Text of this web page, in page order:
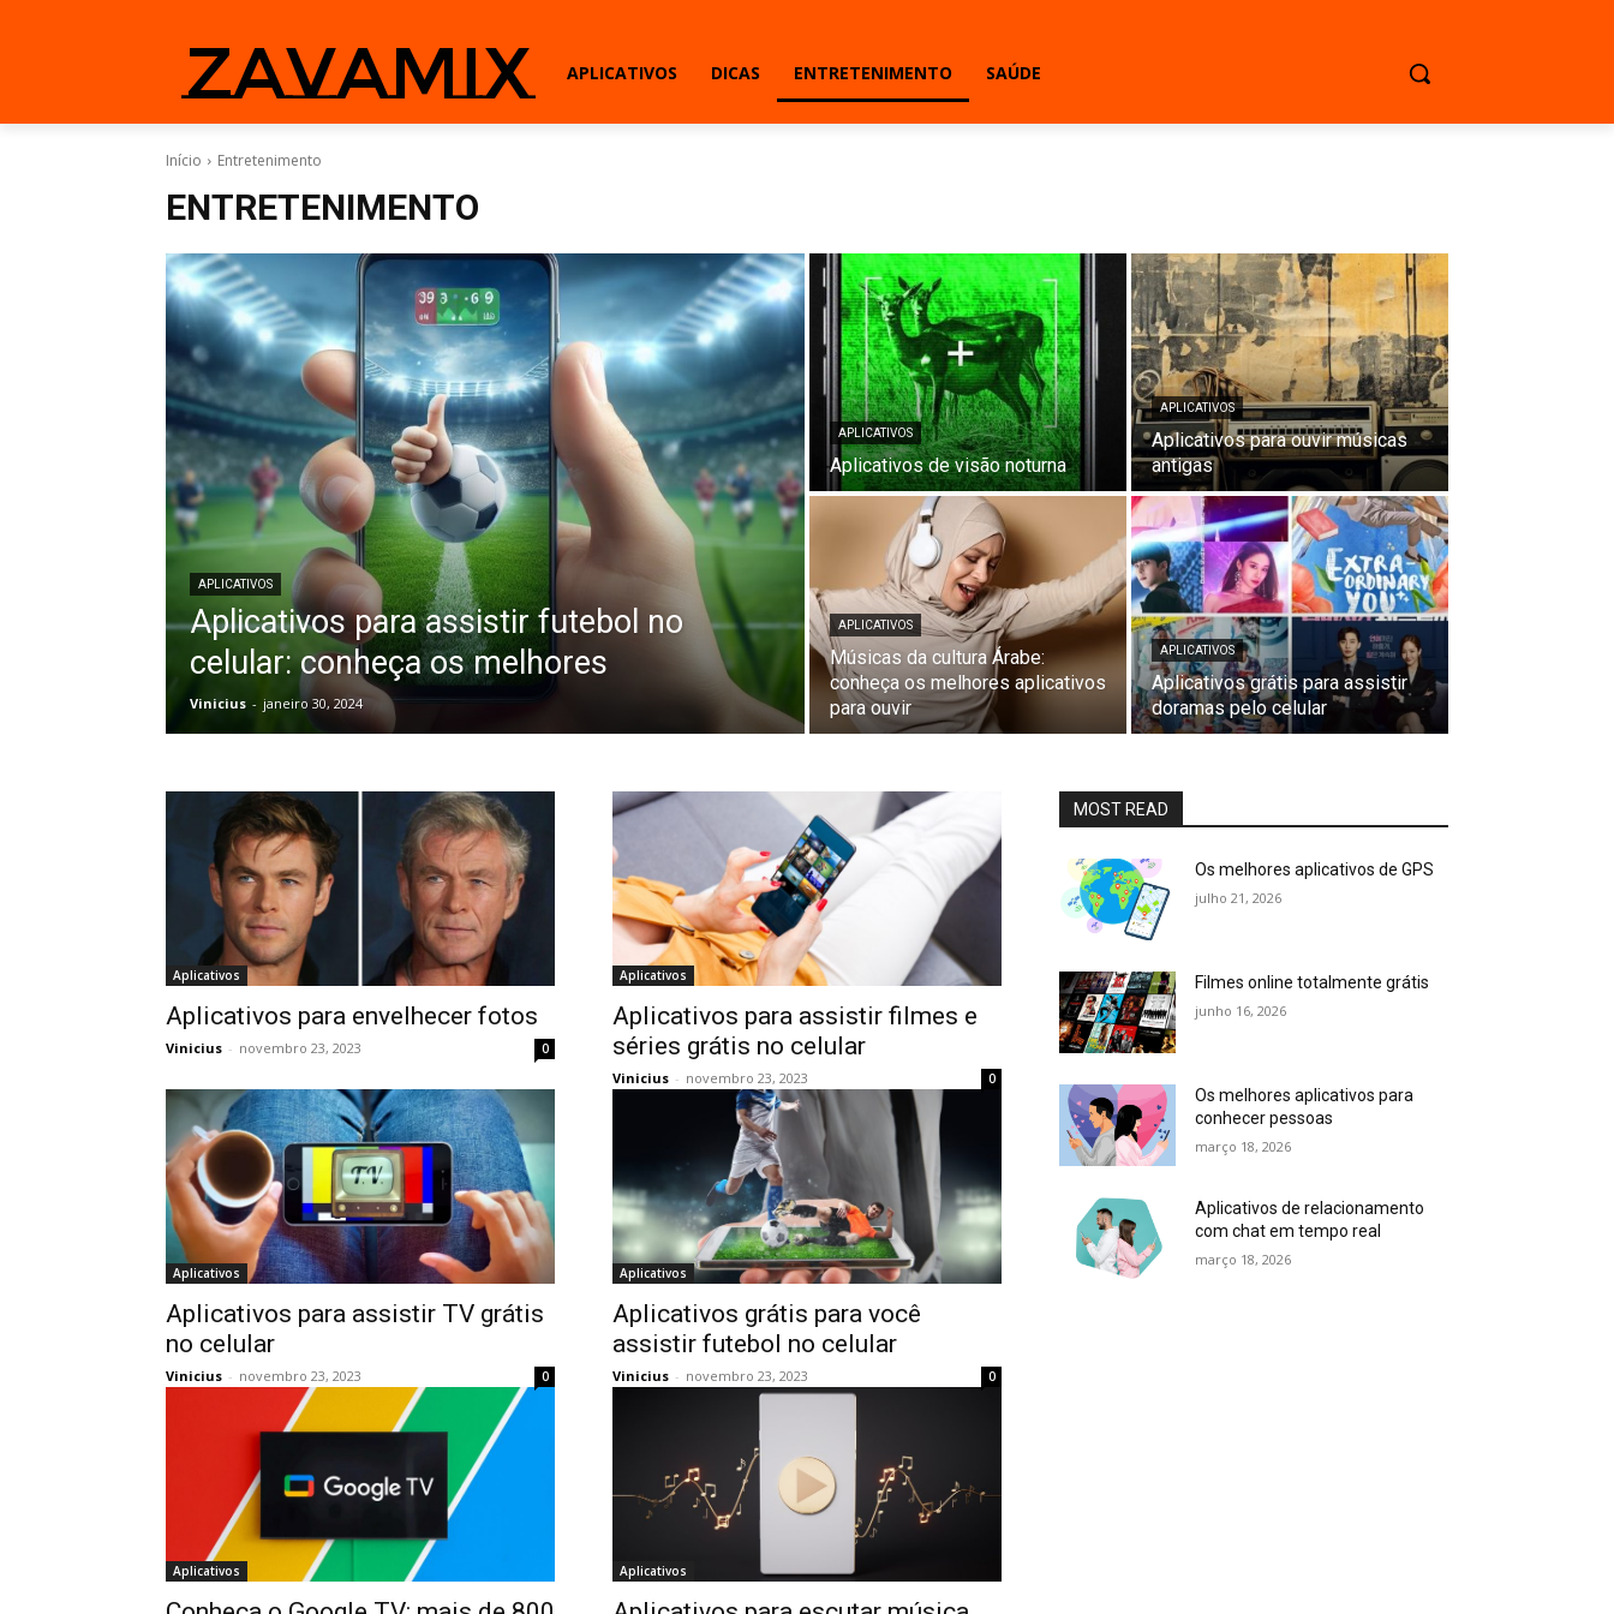
zavamix APLICATIVOS DICAS ENTRETENIMENTO SAÚDE
Início Entretenimento
ENTRETENIMENTO
APLICATIVOS
Aplicativos para assistir futebol no
celular: conheça os melhores
Vinicius - janeiro 30, 2024
APLICATIVOS
Aplicativos de visão noturna
APLICATIVOS
Aplicativos para ouvir músicas
antigas
APLICATIVOS
Músicas da cultura Árabe:
conheça os melhores aplicativos
para ouvir
APLICATIVOS
Aplicativos grátis para assistir
doramas pelo celular
Aplicativos
Aplicativos para envelhecer fotos
Vinicius - novembro 23, 2023 0
Aplicativos
Aplicativos para assistir filmes e
séries grátis no celular
Vinicius - novembro 23, 2023 0
Aplicativos
Aplicativos para assistir TV grátis
no celular
Vinicius - novembro 23, 2023 0
Aplicativos
Aplicativos grátis para você
assistir futebol no celular
Vinicius - novembro 23, 2023 0
Aplicativos Aplicativos
MOST READ
Os melhores aplicativos de GPS
julho 21, 2026
Filmes online totalmente grátis
junho 16, 2026
Os melhores aplicativos para
conhecer pessoas
março 18, 2026
Aplicativos de relacionamento
com chat em tempo real
março 18, 2026